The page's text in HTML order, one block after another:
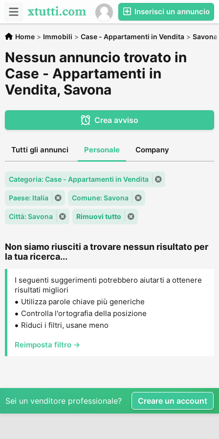
Inserisci un annuncio
Home > Immobili > Case - Appartamenti in Vendita > Savona
Nessun annuncio trovato in
Case - Appartamenti in
Vendita, Savona
Crea avviso
Tutti gli annunci Personale Company
Categoria: Case - Appartamenti in Vendita
Paese: Italia Comune: Savona
Città: Savona Rimuovi tutto
Non siamo riusciti a trovare nessun risultato per
la tua ricerca...
I seguenti suggerimenti potrebbero aiutarti a ottenere
risultati migliori
Utilizza parole chiave più generiche
Controlla l'ortografia della posizione
Riduci i filtri, usane meno
Reimposta filtro →
Sei un venditore professionale? Creare un account